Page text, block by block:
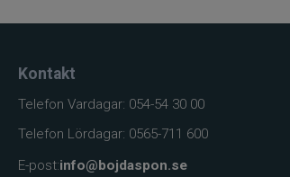
Kontakt
Telefon Vardagar: 054-54 30 00
Telefon Lördagar: 0565-711 600
E-post:info@bojdaspon.se